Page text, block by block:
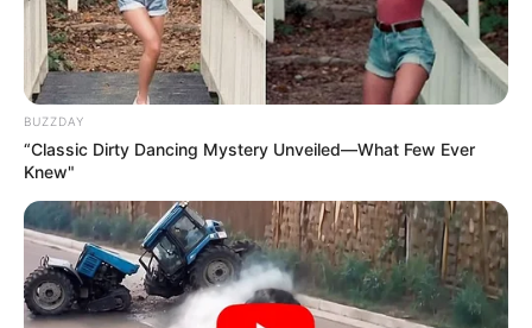
BUZZDAY
“Classic Dirty Dancing Mystery Unveiled—What Few Ever
Knew"